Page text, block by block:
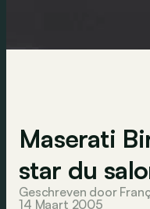
Maserati
star du
Geschreven door
14 Maart 2005